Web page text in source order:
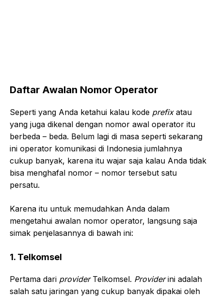
Daftar Awalan Nomor Operator
Seperti yang Anda ketahui kalau kode prefixatau
yang juga dikenal dengan nomor awal operator itu
berbeda – beda. Belum lagi di masa seperti sekarang
ini operator komunikasi di Indonesia jumlahnya
cukup banyak, karena itu wajar saja kalau Anda tidak
bisa menghafal nomor – nomor tersebut satu
persatu.
Karena itu untuk memudahkan Anda dalam
mengetahui awalan nomor operator, langsung saja
simak penjelasannya di bawah ini:
1. Telkomsel
Pertama dari provider Telkomsel. Providerini adalah
salah satu jaringan yang cukup banyak dipakai oleh